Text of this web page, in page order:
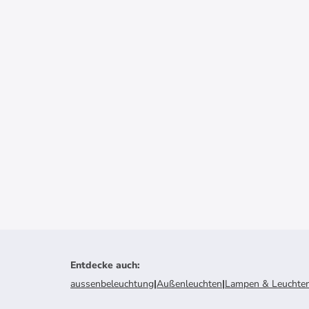
Entdecke auch:
aussenbeleuchtung|Außenleuchten|Lampen &